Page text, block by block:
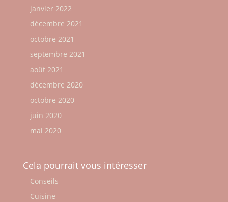
janvier 2022
décembre 2021
octobre 2021
septembre 2021
août 2021
décembre 2020
octobre 2020
juin 2020
mai 2020
Cela pourrait vous intéresser
Conseils
Cuisine